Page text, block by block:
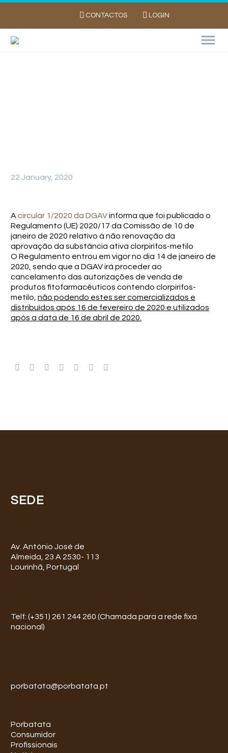
CONTACTOS LOGIN
22 January, 2020
A circular 1/2020 da DGAVinforma que foi publicado o
Regulamento (UE) 2020/17 da Comissão de 10 de
janeiro de 2020 relativo à não renovação da
aprovação da substância ativa clorpirifos-metilo
O Regulamento entrou em vigor no dia 14 de janeiro de
2020, sendo que a DGAV irá proceder ao
cancelamento das autorizações de venda de
produtos fitofarmacêuticos contendo clorpirifos-
metilo, não podendo estes ser comercializados e
distribuídos após 16 de fevereiro de 2020 e utilizados
após a data de 16 de abril de 2020.
SEDE
Av. António José de
Almeida, 23 A 2530- 113
Lourinhã, Portugal
Telf: (+351) 261 244 260 (Chamada para a rede fixa
nacional)
porbatata@porbatata.pt
Porbatata
Consumidor
Profissionais